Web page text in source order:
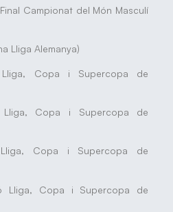
Campionat del Món Masculí
Lliga Alemanya)
Lliga, Copa i Supercopa de
Lliga, Copa i Supercopa de
Copa i Supercopa de
Lliga, Copa i Supercopa de